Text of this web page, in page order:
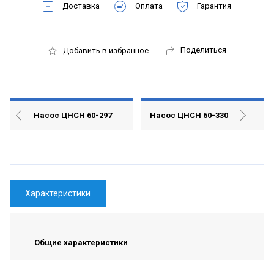
Доставка Оплата Гарантия
Добавить в избранное Поделиться
Насос ЦНСН 60-297 Насос ЦНСН 60-330
Характеристики
Общие характеристики